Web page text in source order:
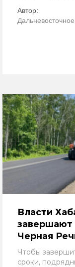
Автор:
Власти
завершают
Черная
Чтобы
сроки,